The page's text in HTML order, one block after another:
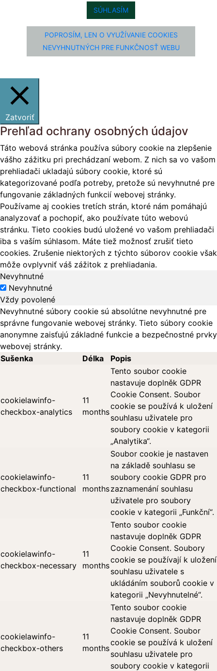
SÚHLASÍM
POPROSÍM, LEN O VYUŽÍVANIE COOKIES
NEVYHNUTNÝCH PRE FUNKČNOSŤ WEBU
Zatvoriť
Prehľad ochrany osobných údajov
Táto webová stránka používa súbory cookie na zlepšenie
vášho zážitku pri prechádzaní webom. Z nich sa vo vašom
prehliadači ukladajú súbory cookie, ktoré sú
kategorizované podľa potreby, pretože sú nevyhnutné pre
fungovanie základných funkcií webovej stránky.
Používame aj cookies tretích strán, ktoré nám pomáhajú
analyzovať a pochopiť, ako používate túto webovú
stránku. Tieto cookies budú uložené vo vašom prehliadači
iba s vaším súhlasom. Máte tiež možnosť zrušiť tieto
cookies. Zrušenie niektorých z týchto súborov cookie však
môže ovplyvniť váš zážitok z prehliadania.
Nevyhnutné
Nevyhnutné
Vždy povolené
Nevyhnutné súbory cookie sú absolútne nevyhnutné pre
správne fungovanie webovej stránky. Tieto súbory cookie
anonymne zaisťujú základné funkcie a bezpečnostné prvky
webovej stránky.
Sušenka
Délka Popis
cookielawinfo-
checkbox-analytics
11
months
Tento soubor cookie
nastavuje doplněk GDPR
Cookie Consent. Soubor
cookie se používá k uložení
souhlasu uživatele pro
soubory cookie v kategorii
„Analytika“.
cookielawinfo-
checkbox-functional
11
months
Soubor cookie je nastaven
na základě souhlasu se
soubory cookie GDPR pro
zaznamenání souhlasu
uživatele pro soubory
cookie v kategorii „Funkční“.
cookielawinfo-
checkbox-necessary
11
months
Tento soubor cookie
nastavuje doplněk GDPR
Cookie Consent. Soubory
cookie se používají k uložení
souhlasu uživatele s
ukládáním souborů cookie v
kategorii „Nevyhnutelné“.
cookielawinfo-
checkbox-others
11
months
Tento soubor cookie
nastavuje doplněk GDPR
Cookie Consent. Soubor
cookie se používá k uložení
souhlasu uživatele pro
soubory cookie v kategorii